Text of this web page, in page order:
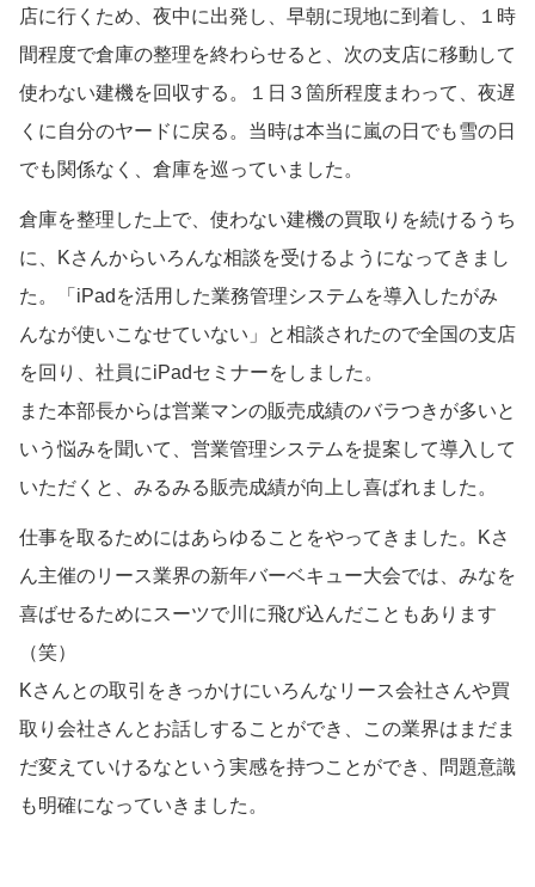
店に行くため、夜中に出発し、早朝に現地に到着し、１時
間程度で倉庫の整理を終わらせると、次の支店に移動して
使わない建機を回収する。１日３箇所程度まわって、夜遅
くに自分のヤードに戻る。当時は本当に嵐の日でも雪の日
でも関係なく、倉庫を巡っていました。
倉庫を整理した上で、使わない建機の買取りを続けるうち
に、Kさんからいろんな相談を受けるようになってきまし
た。「iPadを活用した業務管理システムを導入したがみ
んなが使いこなせていない」と相談されたので全国の支店
を回り、社員にiPadセミナーをしました。
また本部長からは営業マンの販売成績のバラつきが多いと
いう悩みを聞いて、営業管理システムを提案して導入して
いただくと、みるみる販売成績が向上し喜ばれました。
仕事を取るためにはあらゆることをやってきました。Kさ
ん主催のリース業界の新年バーベキュー大会では、みなを
喜ばせるためにスーツで川に飛び込んだこともあります
（笑）
Kさんとの取引をきっかけにいろんなリース会社さんや買
取り会社さんとお話しすることができ、この業界はまだま
だ変えていけるなという実感を持つことができ、問題意識
も明確になっていきました。